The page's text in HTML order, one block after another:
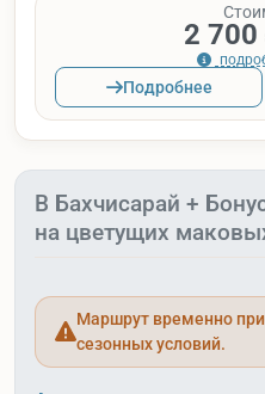
2
Подробнее
В Бахчисарай +
на цветущих
Маршрут временно
сезонных условий.